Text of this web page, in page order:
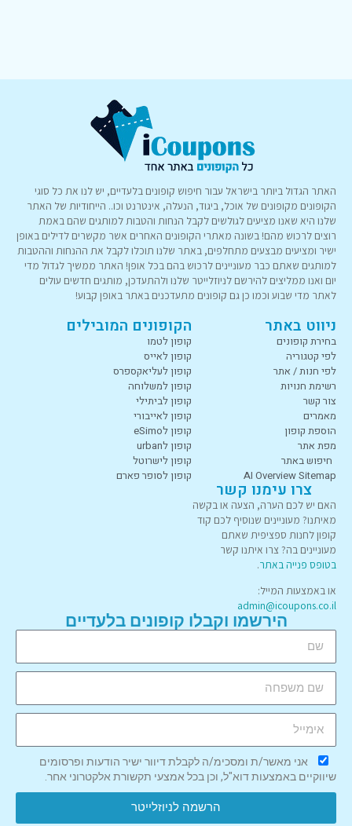
האתר הגדול ביותר בישראל עבור חיפוש קופונים בלעדיים, יש לנו את כל סוגי
הקופונים מקופונים של אוכל, ביגוד, הנעלה, אינטרנט וכו.. הייחודיות של האתר
שלנו היא שאנו מציעים לגולשים לקבל הנחות והטבות למותגים שהם באמת
רוצים לרכוש מהם! בשונה מאתרי הקופונים האחרים אשר מקשרים לדילים באופן
ישיר ומציעים מבצעים מתחלפים, באתר שלנו תוכלו לקבל את ההנחות וההטבות
למותגים שאתם כבר מעוניינים לרכוש בהם בכל אופן! האתר ממשיך לגדול מדי
יום ואנו ממליצים להירשם לניוזלייטר שלנו ולהתעדכן, מותגים חדשים עולים
לאתר מדי שבוע וכמו כן גם קופונים מתעדכנים באתר באופן קבוע!
ניווט באתר
בחירת קופונים
לפי קטגוריה
לפי חנות / אתר
רשימת חנויות
צור קשר
מאמרים
הוספת קופון
מפת אתר
חיפוש באתר
AI Overview Sitemap
הקופונים המובילים
קופון לטמו
קופון לאייס
קופון לעליאקספרס
קופון למשלוחה
קופון לביתילי
קופון לאייבורי
קופון לeSimo
קופון לurban
קופון לישרוטל
קופון לסופר פארם
צרו עימנו קשר
האם יש לכם הערה, הצעה או בקשה
מאיתנו? מעוניינים שנוסיף לכם קוד
קופון לחנות ספציפית שאתם
מעוניינים בה? צרו איתנו קשר
בטופס פנייה באתר.
או באמצעות המייל:
admin@icoupons.co.il
הירשמו וקבלו קופונים בלעדיים
אני מאשר/ת ומסכימ/ה לקבלת דיוור ישיר הודעות ופרסומים
שיווקיים באמצעות דוא"ל, וכן בכל אמצעי תקשורת אלקטרוני אחר.
הרשמה לניוזלייטר